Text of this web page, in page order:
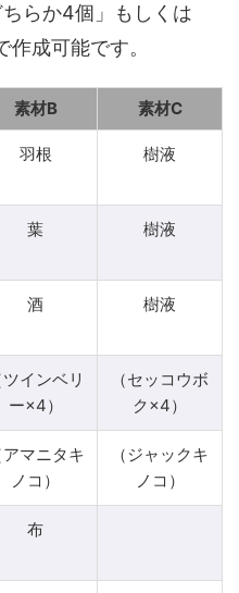
らか4個」もしくは
作成可能です。
素材B 素材C
羽根 樹液
葉 樹液
酒 樹液
ツインベリ
ー×4）
（セッコウボ
ク×4）
アマニタキ
ノコ）
（ジャックキ
ノコ）
布